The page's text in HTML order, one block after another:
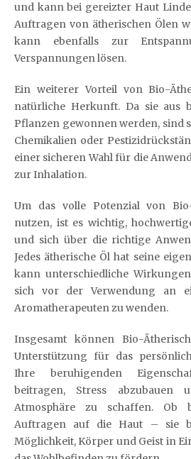
und kann bei gereizter Haut
Auftragen von ätherischen Ölen
kann ebenfalls zur
Verspannungen lösen.
Ein weiterer Vorteil von Bio-
natürliche Herkunft. Da sie aus
Pflanzen gewonnen werden, sind
Chemikalien oder
einer sicheren Wahl für die
zur Inhalation.
Um das volle Potenzial von
nutzen, ist es wichtig,
und sich über die richtige
Jedes ätherische Öl hat seine
kann unterschiedliche
sich vor der Verwendung an
Aromatherapeuten zu wenden.
Insgesamt können Bio-
Unterstützung für das
Ihre beruhigenden
beitragen, Stress abzubauen
Atmosphäre zu schaffen. Ob
Auftragen auf die Haut – sie
Möglichkeit, Körper und Geist in